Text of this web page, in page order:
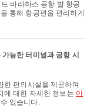
통해 항공편을 편리하게
능한 터미널과 공항 시
에 대한 자세한 정보는 아
있습니다.